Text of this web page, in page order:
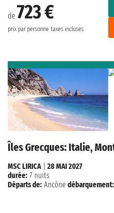
de 723 €
prix par personne taxes incluses
Îles Grecques: Italie,
MSC LIRICA| 28 MAI 2027
durée: 7 nuits
Départs de: Ancône débarquement: